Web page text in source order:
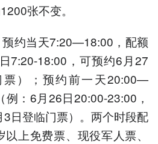
张不变。
约当天7:20—18:00，配额
7:20-18:00，可预约6月27
）；预约前一天20:00—
：6月26日20:00-23:00，
日登临门票）。两个时段配
上免费票、现役军人票、